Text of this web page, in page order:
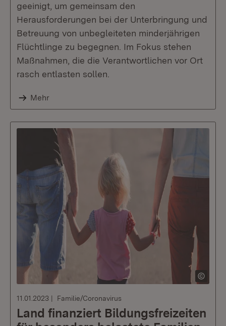
geeinigt, um gemeinsam den
Herausforderungen bei der Unterbringung und
Betreuung von unbegleiteten minderjährigen
Flüchtlinge zu begegnen. Im Fokus stehen
Maßnahmen, die die Verantwortlichen vor Ort
rasch entlasten sollen.
Mehr
11.01.2023 Familie/Coronavirus
Land finanziert Bildungsfreizeiten